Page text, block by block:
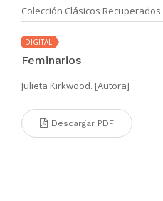
Colección Clásicos Recuperados.
DIGITAL
Feminarios
Julieta Kirkwood. [Autora]
Descargar PDF